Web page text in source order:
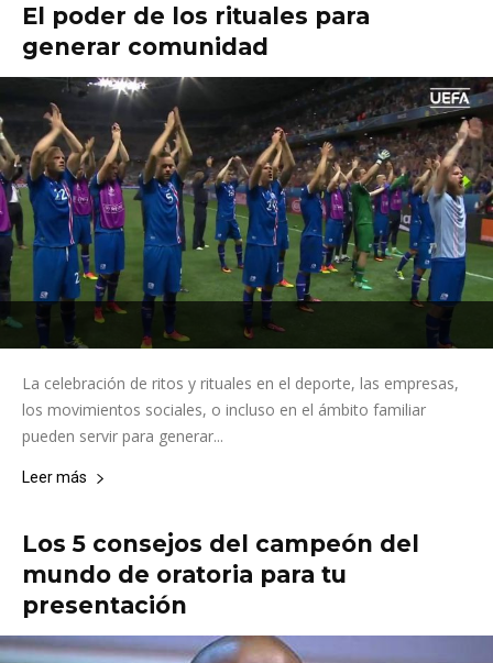
El poder de los rituales para
generar comunidad
La celebración de ritos y rituales en el deporte, las empresas,
los movimientos sociales, o incluso en el ámbito familiar
pueden servir para generar...
Leer más
Los 5 consejos del campeón del
mundo de oratoria para tu
presentación